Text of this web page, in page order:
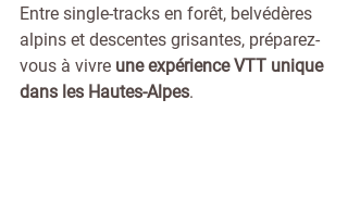
Entre single-tracks en forêt, belvédères
alpins et descentes grisantes, préparez-
vous à vivre une expérience VTT unique
dans les Hautes-Alpes.